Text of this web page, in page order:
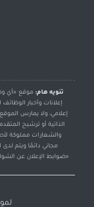
تنويه هام: موقع «أي
إعلانات وأخبار
إعلامي، ولا يمارس
الذاتية أو ترشيح
والشعارات مملوكة
مجاني دائمًا ويتم